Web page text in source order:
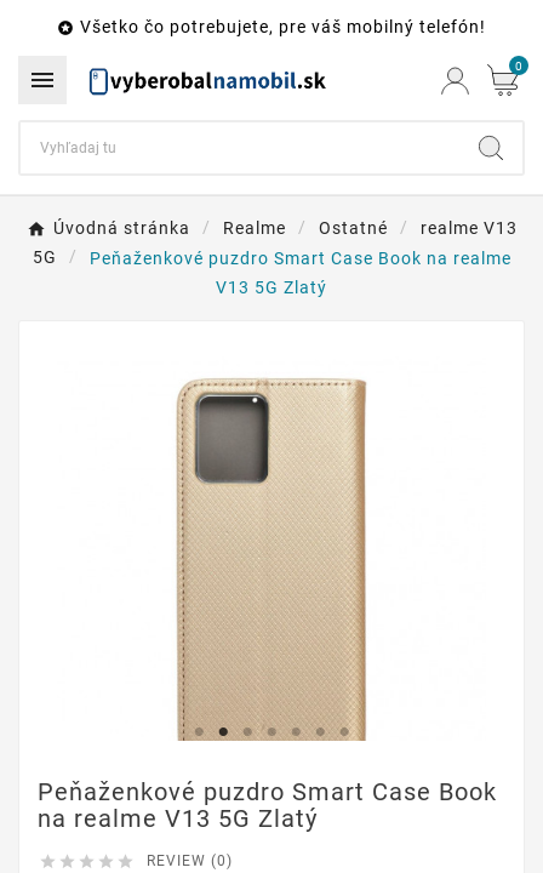
 Všetko čo potrebujete, pre váš mobilný telefón!
 0
Úvodná stránka Realme Ostatné
realme V13
5G
Peňaženkové puzdro Smart Case Book na realme
V13 5G Zlatý
Peňaženkové puzdro Smart Case Book
na realme V13 5G Zlatý
     REVIEW (0)